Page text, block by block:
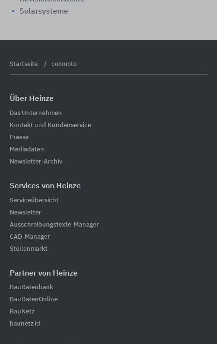
Solarsysteme
Startseite conmoto
Über Heinze
Das Unternehmen
Kontakt und Kundenservice
Presse
Mediadaten
Newsletter-Archiv
Services von Heinze
Serviceübersicht
Newsletter
Ausschreibungstexte-Manager
CAD-Manager
Stellenmarkt
Partner von Heinze
BauDatenbank
BauDatenOnline
BauNetz
baunetz id